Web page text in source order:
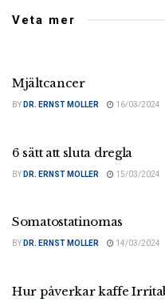
Veta mer
Mjältcancer
BY DR. ERNST MOLLER 16/03/2024
6 sätt att sluta dregla
BY DR. ERNST MOLLER 15/03/2024
Somatostatinomas
BY DR. ERNST MOLLER 14/03/2024
Hur påverkar kaffe